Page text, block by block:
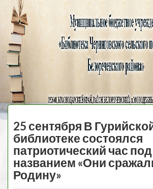
МЕНЮ
25 сентября В
библиотеке состоялся
патриотический час под
названием «Они
Родину»